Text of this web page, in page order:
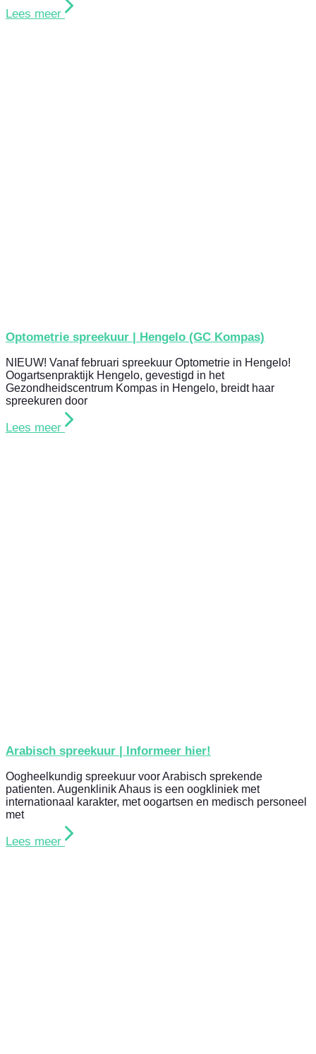
Lees meer
Optometrie spreekuur | Hengelo (GC Kompas)
NIEUW! Vanaf februari spreekuur Optometrie in Hengelo!
Oogartsenpraktijk Hengelo, gevestigd in het
Gezondheidscentrum Kompas in Hengelo, breidt haar
spreekuren door
Lees meer
Arabisch spreekuur | Informeer hier!
Oogheelkundig spreekuur voor Arabisch sprekende
patienten. Augenklinik Ahaus is een oogkliniek met
internationaal karakter, met oogartsen en medisch personeel
met
Lees meer